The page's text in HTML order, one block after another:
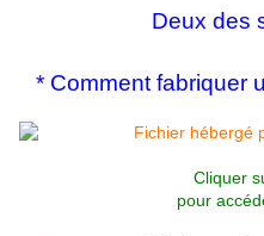
Deux des
* Comment fabriquer
Cliquer
pour